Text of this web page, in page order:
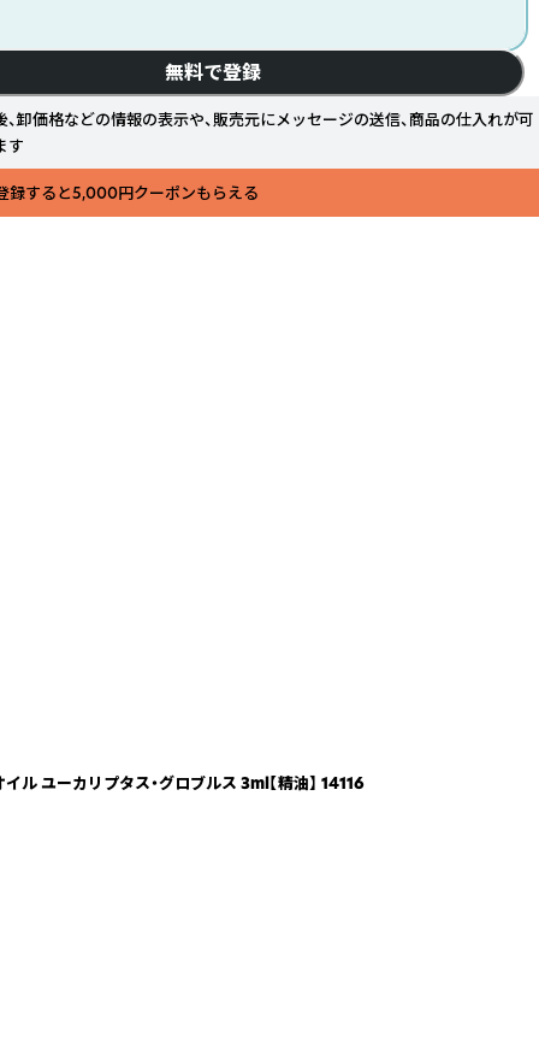
無料で登録
、卸価格などの情報の表示や、販売元にメッセージの送信、商品の仕入れが可
す
登録すると5,000円クーポンもらえる
ル ユーカリプタス・グロブルス 3ml【精油】 14116